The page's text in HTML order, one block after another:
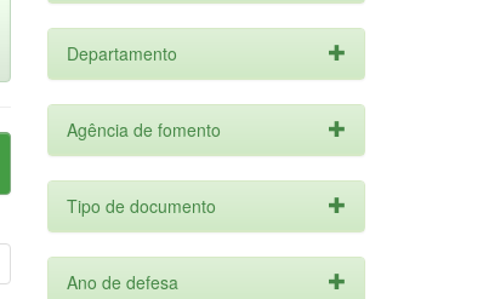
Departamento
Agência de fomento
Tipo de documento
Ano de defesa